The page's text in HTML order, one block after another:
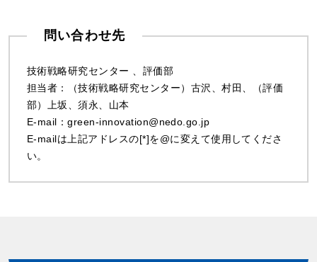
問い合わせ先
技術戦略研究センター 、評価部
担当者：（技術戦略研究センター）古沢、村田、（評価
部）上坂、須永、山本
E-mail：green-innovation@nedo.go.jp
E-mailは上記アドレスの[*]を@に変えて使用してくださ
い。